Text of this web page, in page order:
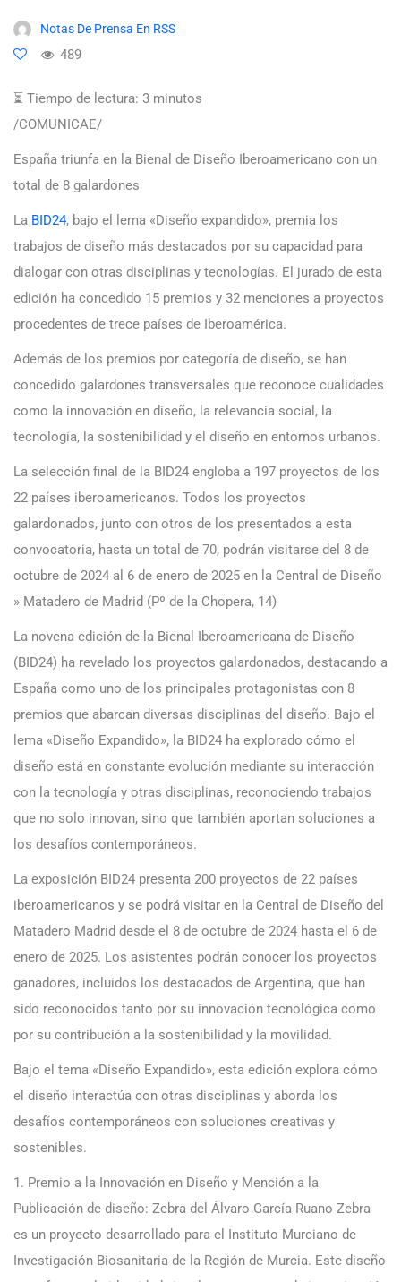
Notas De Prensa En RSS
489
⏳ Tiempo de lectura: 3 minutos
/COMUNICAE/
España triunfa en la Bienal de Diseño Iberoamericano con un
total de 8 galardones
La BID24, bajo el lema «Diseño expandido», premia los
trabajos de diseño más destacados por su capacidad para
dialogar con otras disciplinas y tecnologías. El jurado de esta
edición ha concedido 15 premios y 32 menciones a proyectos
procedentes de trece países de Iberoamérica.
Además de los premios por categoría de diseño, se han
concedido galardones transversales que reconoce cualidades
como la innovación en diseño, la relevancia social, la
tecnología, la sostenibilidad y el diseño en entornos urbanos.
La selección final de la BID24 engloba a 197 proyectos de los
22 países iberoamericanos. Todos los proyectos
galardonados, junto con otros de los presentados a esta
convocatoria, hasta un total de 70, podrán visitarse del 8 de
octubre de 2024 al 6 de enero de 2025 en la Central de Diseño
» Matadero de Madrid (Pº de la Chopera, 14)
La novena edición de la Bienal Iberoamericana de Diseño
(BID24) ha revelado los proyectos galardonados, destacando a
España como uno de los principales protagonistas con 8
premios que abarcan diversas disciplinas del diseño. Bajo el
lema «Diseño Expandido», la BID24 ha explorado cómo el
diseño está en constante evolución mediante su interacción
con la tecnología y otras disciplinas, reconociendo trabajos
que no solo innovan, sino que también aportan soluciones a
los desafíos contemporáneos.
La exposición BID24 presenta 200 proyectos de 22 países
iberoamericanos y se podrá visitar en la Central de Diseño del
Matadero Madrid desde el 8 de octubre de 2024 hasta el 6 de
enero de 2025. Los asistentes podrán conocer los proyectos
ganadores, incluidos los destacados de Argentina, que han
sido reconocidos tanto por su innovación tecnológica como
por su contribución a la sostenibilidad y la movilidad.
Bajo el tema «Diseño Expandido», esta edición explora cómo
el diseño interactúa con otras disciplinas y aborda los
desafíos contemporáneos con soluciones creativas y
sostenibles.
1. Premio a la Innovación en Diseño y Mención a la
Publicación de diseño: Zebra del Álvaro García Ruano Zebra
es un proyecto desarrollado para el Instituto Murciano de
Investigación Biosanitaria de la Región de Murcia. Este diseño